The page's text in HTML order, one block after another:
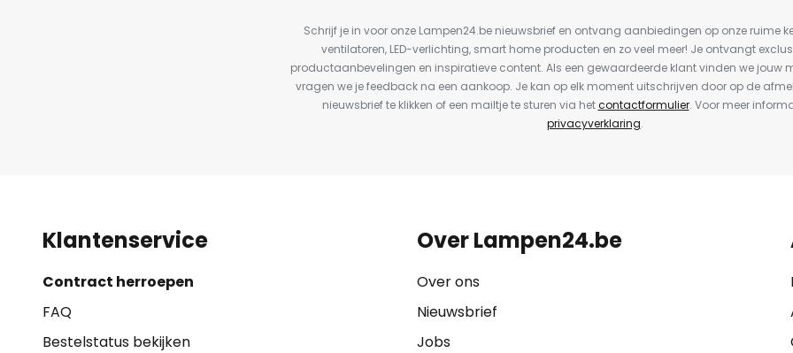
Schrijf je in voor onze Lampen24.be nieuwsbrief en ontvang aanbiedingen op onze ruime
ventilatoren, LED-verlichting, smart home producten en zo veel meer! Je ontvangt
productaanbevelingen en inspiratieve content. Als een gewaardeerde klant vinden we jouw
vragen we je feedback na een aankoop. Je kan op elk moment uitschrijven door op de
nieuwsbrief te klikken of een mailtje te sturen via hetcontactformulier. Voor meer
privacyverklaring.
Klantenservice
Contract herroepen
FAQ
Bestelstatus bekijken
Over Lampen24.be
Over ons
Nieuwsbrief
Jobs